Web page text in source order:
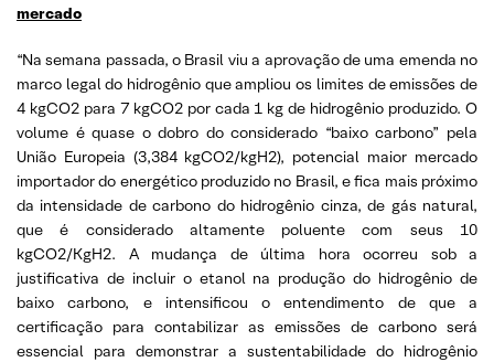
mercado
“Na semana passada, o Brasil viu a aprovação de uma emenda no
marco legal do hidrogênio que ampliou os limites de emissões de
4 kgCO2 para 7 kgCO2 por cada 1 kg de hidrogênio produzido. O
volume é quase o dobro do considerado “baixo carbono” pela
União Europeia (3,384 kgCO2/kgH2), potencial maior mercado
importador do energético produzido no Brasil, e fica mais próximo
da intensidade de carbono do hidrogênio cinza, de gás natural,
que é considerado altamente poluente com seus 10
kgCO2/KgH2. A mudança de última hora ocorreu sob a
justificativa de incluir o etanol na produção do hidrogênio de
baixo carbono, e intensificou o entendimento de que a
certificação para contabilizar as emissões de carbono será
essencial para demonstrar a sustentabilidade do hidrogênio